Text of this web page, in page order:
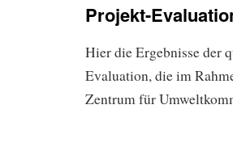
Projekt-
Hier die Ergebnisse der
Evaluation, die im
Zentrum für